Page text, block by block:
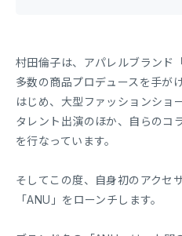
村田倫子は、アパレルブランド
多数の商品プロデュースを手が
はじめ、大型ファッションショ
タレント出演のほか、自らのコ
を行なっています。
そしてこの度、自身初のアクセ
「ANU」をローンチします。